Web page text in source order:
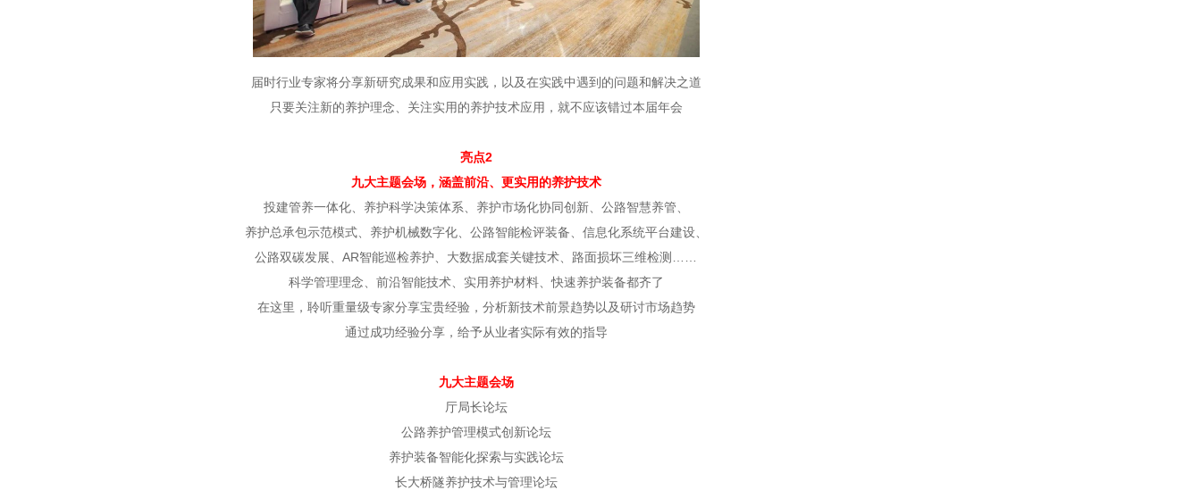
届时行业专家将分享新研究成果和应用实践，以及在实践中遇到的问题和解决之道
只要关注新的养护理念、关注实用的养护技术应用，就不应该错过本届年会
亮点2
九大主题会场，涵盖前沿、更实用的养护技术
投建管养一体化、养护科学决策体系、养护市场化协同创新、公路智慧养管、
养护总承包示范模式、养护机械数字化、公路智能检评装备、信息化系统平台建设、
公路双碳发展、AR智能巡检养护、大数据成套关键技术、路面损坏三维检测……
科学管理理念、前沿智能技术、实用养护材料、快速养护装备都齐了
在这里，聆听重量级专家分享宝贵经验，分析新技术前景趋势以及研讨市场趋势
通过成功经验分享，给予从业者实际有效的指导
九大主题会场
厅局长论坛
公路养护管理模式创新论坛
养护装备智能化探索与实践论坛
长大桥隧养护技术与管理论坛